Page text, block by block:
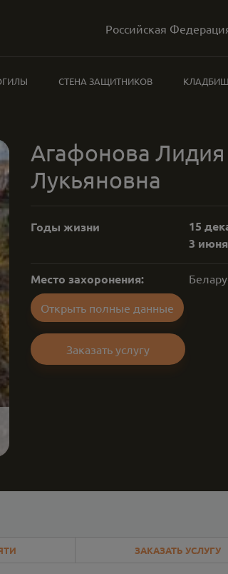
Российская
СТЕНА ЗАЩИТНИКОВ
Агафонова Лидия
Лукьяновна
Годы жизни
15
3 июня
Место захоронения:
Открыть полные данные
Заказать услугу
ЗАКАЗАТЬ УСЛУГУ